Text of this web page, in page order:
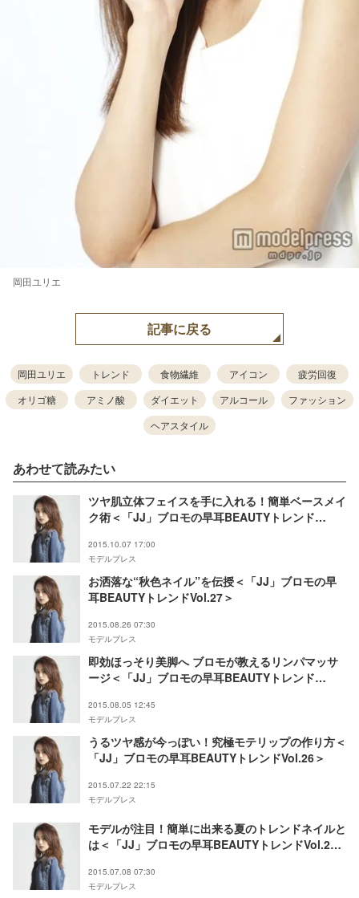
岡田ユリエ
記事に戻る
岡田ユリエ トレンド 食物繊維 アイコン
疲労回復
オリゴ糖
アミノ酸 ダイエット アルコール
ファッション
ヘアスタイル
あわせて読みたい
ツヤ肌立体フェイスを手に入れる！簡単ベースメイ
ク術＜「JJ」ブロモの早耳BEAUTYトレンド
2015.10.07 17:00
モデルプレス
お洒落な“秋色ネイル”を伝授＜「JJ」ブロモの早
耳BEAUTYトレンドVol.27＞
2015.08.26 07:30
モデルプレス
即効ほっそり美脚へ ブロモが教えるリンパマッサ
ージ＜「JJ」ブロモの早耳BEAUTYトレンド
2015.08.05 12:45
モデルプレス
うるツヤ感が今っぽい！究極モテリップの作り方＜
「JJ」ブロモの早耳BEAUTYトレンドVol.26＞
2015.07.22 22:15
モデルプレス
モデルが注目！簡単に出来る夏のトレンドネイルと
は＜「JJ」ブロモの早耳BEAUTYトレンドVol.25
2015.07.08 07:30
モデルプレス